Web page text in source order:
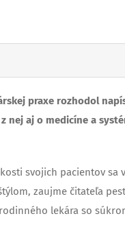
praxe rozhodol
aj o medicíne a
svojich pacientov
zaujme čitateľa
lekára so